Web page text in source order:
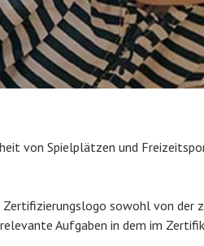
von Spielplätzen und
sowohl von der
Aufgaben in dem im